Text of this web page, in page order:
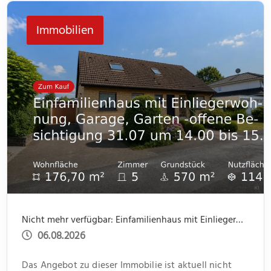
[…] Immobilien
Nicht mehr verfügbar: Einfamilienhaus mit Einliegerwohnung, Garage, Garten -offene Besichtigung 31.07 um 14.00 bis 15.30
06.08.2026
Das Angebot zu dieser Immobilie ist aktuell nicht